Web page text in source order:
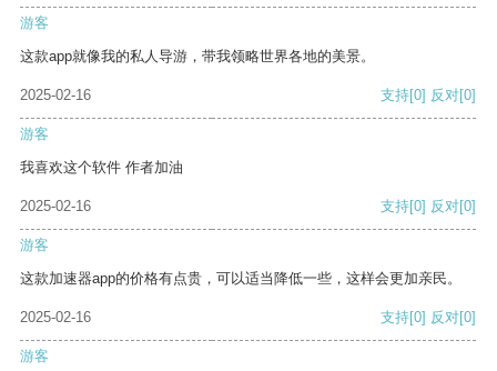
游客
这款app就像我的私人导游，带我领略世界各地的美景。
2025-02-16 支持[0] 反对[0]
游客
我喜欢这个软件 作者加油
2025-02-16 支持[0] 反对[0]
游客
这款加速器app的价格有点贵，可以适当降低一些，这样会更加亲民。
2025-02-16 支持[0] 反对[0]
游客